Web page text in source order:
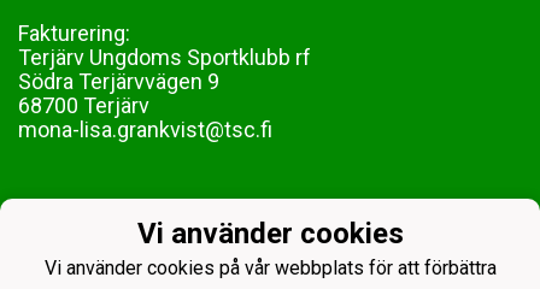
Fakturering:
Terjärv Ungdoms Sportklubb rf
Södra Terjärvvägen 9
68700 Terjärv
mona-lisa.grankvist@tsc.fi
Vi använder cookies
Vi använder cookies på vår webbplats för att förbättra